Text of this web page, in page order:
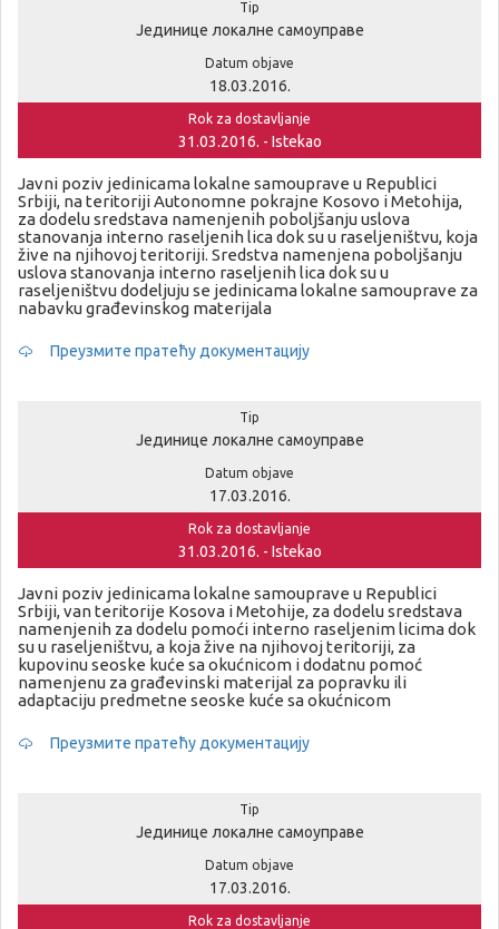
Tip
Јединице локалне самоуправе
Datum objave
18.03.2016.
Rok za dostavljanje
31.03.2016. - Istekao
Javni poziv jedinicama lokalne samouprave u Republici
Srbiji, na teritoriji Autonomne pokrajne Kosovo i Metohija,
za dodelu sredstava namenjenih poboljšanju uslova
stanovanja interno raseljenih lica dok su u raseljeništvu, koja
žive na njihovoj teritoriji. Sredstva namenjena poboljšanju
uslova stanovanja interno raseljenih lica dok su u
raseljeništvu dodeljuju se jedinicama lokalne samouprave za
nabavku građevinskog materijala
Преузмите пратећу документацију
Tip
Јединице локалне самоуправе
Datum objave
17.03.2016.
Rok za dostavljanje
31.03.2016. - Istekao
Javni poziv jedinicama lokalne samouprave u Republici
Srbiji, van teritorije Kosova i Metohije, za dodelu sredstava
namenjenih za dodelu pomoći interno raseljenim licima dok
su u raseljeništvu, a koja žive na njihovoj teritoriji, za
kupovinu seoske kuće sa okućnicom i dodatnu pomoć
namenjenu za građevinski materijal za popravku ili
adaptaciju predmetne seoske kuće sa okućnicom
Преузмите пратећу документацију
Tip
Јединице локалне самоуправе
Datum objave
17.03.2016.
Rok za dostavljanje